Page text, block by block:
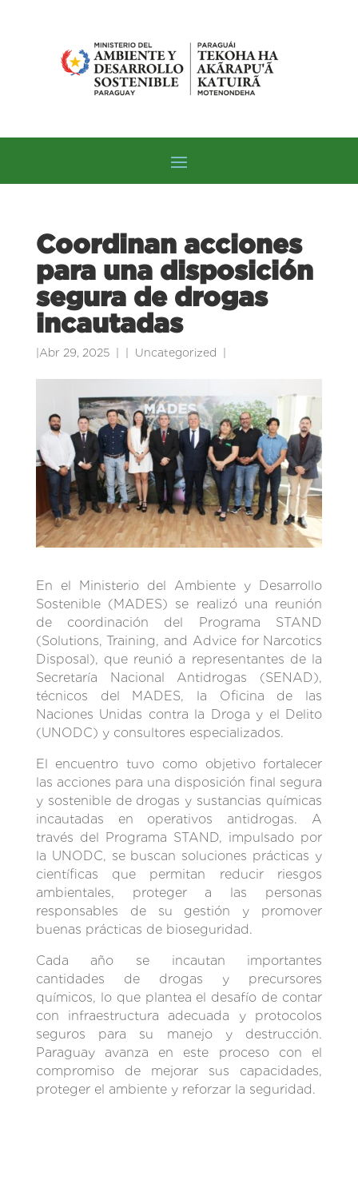
Coordinan acciones
para una disposición
segura de drogas
incautadas
Abr 29, 2025 Uncategorized
En el Ministerio del Ambiente y Desarrollo
Sostenible (MADES) se realizó una reunión
de coordinación del Programa STAND
(Solutions, Training, and Advice for Narcotics
Disposal), que reunió a representantes de la
Secretaría Nacional Antidrogas (SENAD),
técnicos del MADES, la Oficina de las
Naciones Unidas contra la Droga y el Delito
(UNODC) y consultores especializados.
El encuentro tuvo como objetivo fortalecer
las acciones para una disposición final segura
y sostenible de drogas y sustancias químicas
incautadas en operativos antidrogas. A
través del Programa STAND, impulsado por
la UNODC, se buscan soluciones prácticas y
científicas que permitan reducir riesgos
ambientales, proteger a las personas
responsables de su gestión y promover
buenas prácticas de bioseguridad.
Cada año se incautan importantes
cantidades de drogas y precursores
químicos, lo que plantea el desafío de contar
con infraestructura adecuada y protocolos
seguros para su manejo y destrucción.
Paraguay avanza en este proceso con el
compromiso de mejorar sus capacidades,
proteger el ambiente y reforzar la seguridad.